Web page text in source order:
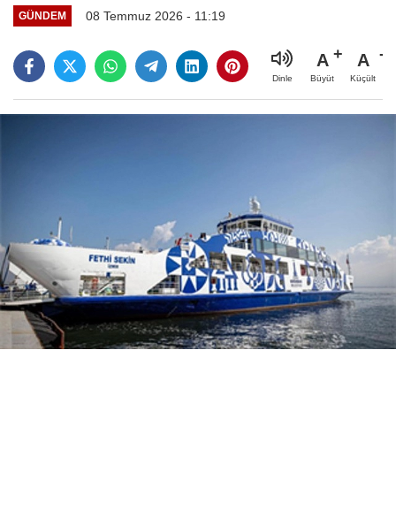
GÜNDEM 08 Temmuz 2026 - 11:19
Dinle
A
Büyüt
A
Küçült